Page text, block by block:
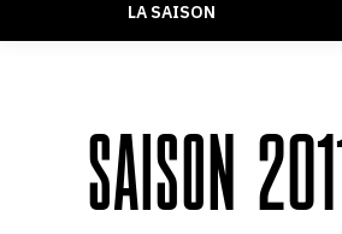
LA SAISON
SAISON